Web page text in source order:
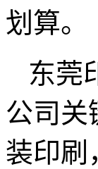
划算。
东莞
公司关
装印刷